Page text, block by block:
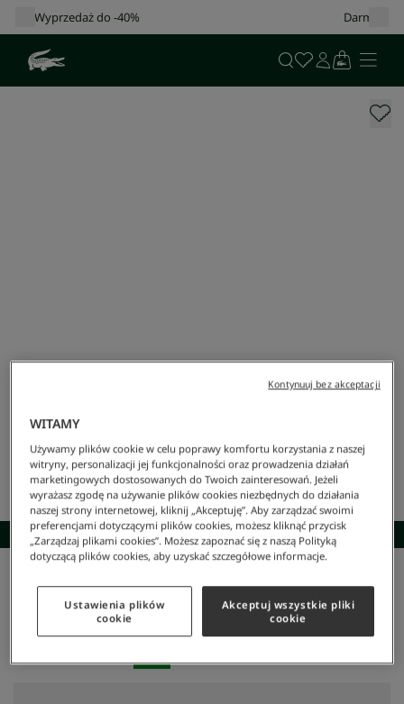
Darmowa dostawa od 400 zł!
SKOMPLETUJ STYLIZACJĘ
Lacoste/Mężczyzna/Akcesoria/Skarpetki/ Skarpety Męskie
Skarpety męskie
NAJNIŻSZA CENA Z 30 DNI: 31 zł
WITAMY
Używamy plików cookie w celu poprawy komfortu korzystania z naszej
witryny, personalizacji jej funkcjonalności oraz prowadzenia działań
marketingowych dostosowanych do Twoich zainteresowań. Jeżeli
wyrażasz zgodę na używanie plików cookies niezbędnych do działania
naszej strony internetowej, kliknij „Akceptuję”. Aby zarządzać swoimi
preferencjami dotyczącymi plików cookies, możesz kliknąć przycisk
„Zarządzaj plikami cookies”. Możesz zapoznać się z naszą Polityką
dotyczącą plików cookies, aby uzyskać szczegółowe informacje.
Ustawienia plików
cookie
Akceptuj wszystkie pliki
cookie
Kontynuuj bez akceptacji